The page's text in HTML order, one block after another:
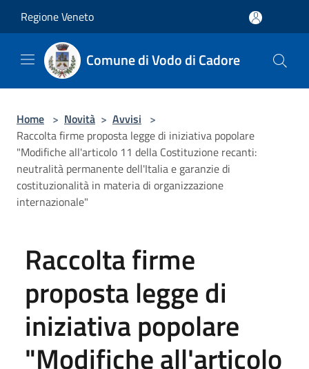
Regione Veneto
Comune di Vodo di Cadore
Home > Novità > Avvisi >
Raccolta firme proposta legge di iniziativa popolare
"Modifiche all'articolo 11 della Costituzione recanti:
neutralità permanente dell'Italia e garanzie di
costituzionalità in materia di organizzazione
internazionale"
Raccolta firme
proposta legge di
iniziativa popolare
"Modifiche all'articolo